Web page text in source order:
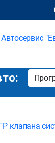
клапана